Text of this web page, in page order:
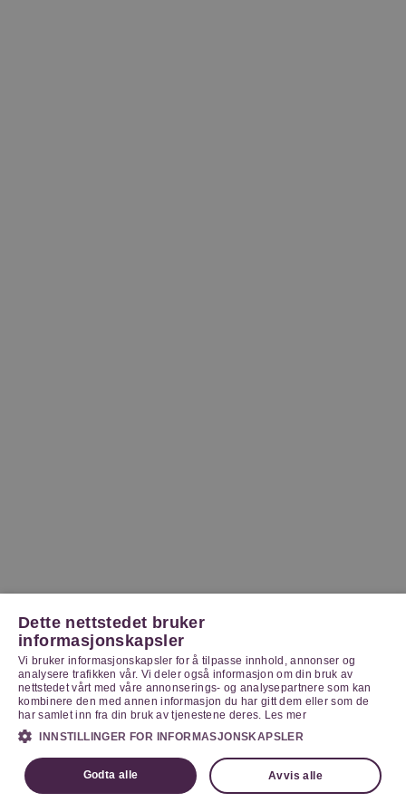
Dette nettstedet bruker
informasjonskapsler
Vi bruker informasjonskapsler for å tilpasse innhold, annonser og
analysere trafikken vår. Vi deler også informasjon om din bruk av
nettstedet vårt med våre annonserings- og analysepartnere som kan
kombinere den med annen informasjon du har gitt dem eller som de
har samlet inn fra din bruk av tjenestene deres. Les mer
INNSTILLINGER FOR INFORMASJONSKAPSLER
Godta alle Avvis alle